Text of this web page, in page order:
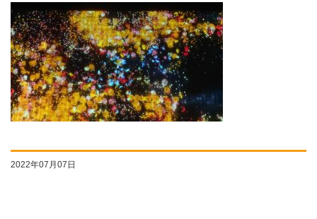
2022年07月07日